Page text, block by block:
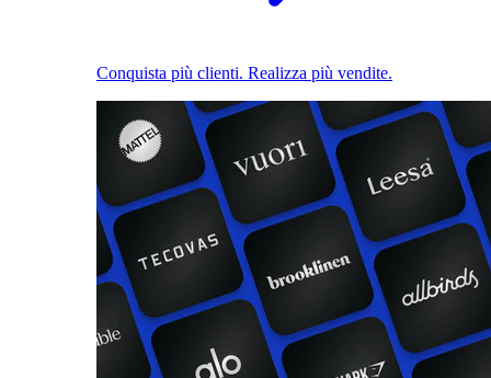
Conquista più clienti. Realizza più vendite.